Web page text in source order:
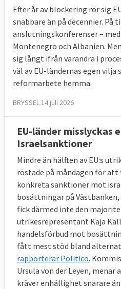
Efter år av blockering rör sig
snabbare än på decennier. På
anslutningskonferenser –
Montenegro och Albanien.
sig långt ifrån varandra i
väl av EU-ländernas egen vilja
reformarbete hemma.
BRYSSEL 14 juli 2026
EU-länder misslyckas
Israelsanktioner
Mindre än hälften av EU:s
röstade på måndagen för
konkreta sanktioner mot
bosättningar på
fick därmed inte den
utrikesrepresentant Kaja
handelsförbud mot
fått mest stöd bland
rapporterar Politico.
Ursula von der Leyen, menar
kräver enhällighet snarare